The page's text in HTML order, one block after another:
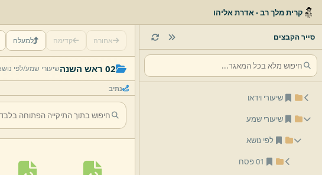
קרית מלך רב - אדרת אליהו
סייר הקבצים
שיעורי וידאו
שיעורי שמע
לפי נושא
01 פסח
אחורה קדימה למעלה
02 ראש השנה שיעורי שמע/לפי
נתיב